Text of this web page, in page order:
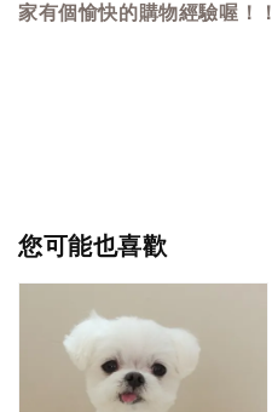
家有個愉快的購物經驗喔！！
您可能也喜歡